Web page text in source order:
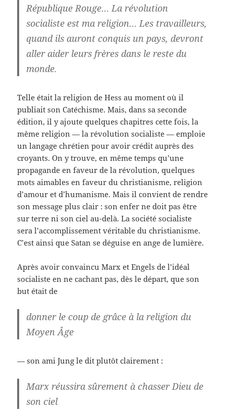
République Rouge… La révolution
socialiste est ma religion… Les travailleurs,
quand ils auront conquis un pays, devront
aller aider leurs frères dans le reste du
monde.
Telle était la religion de Hess au moment où il
publiait son Catéchisme. Mais, dans sa seconde
édition, il y ajoute quelques chapitres cette fois, la
même religion — la révolution socialiste — emploie
un langage chrétien pour avoir crédit auprès des
croyants. On y trouve, en même temps qu’une
propagande en faveur de la révolution, quelques
mots aimables en faveur du christianisme, religion
d’amour et d’humanisme. Mais il convient de rendre
son message plus clair : son enfer ne doit pas être
sur terre ni son ciel au-delà. La société socialiste
sera l’accomplissement véritable du christianisme.
C’est ainsi que Satan se déguise en ange de lumière.
Après avoir convaincu Marx et Engels de l’idéal
socialiste en ne cachant pas, dès le départ, que son
but était de
donner le coup de grâce à la religion du
Moyen Âge
— son ami Jung le dit plutôt clairement :
Marx réussira sûrement à chasser Dieu de
son ciel